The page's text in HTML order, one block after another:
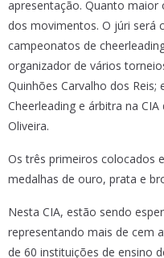
apresentação. Quanto maior
dos movimentos. O júri será
campeonatos de
organizador de vários
Quinhões Carvalho dos Reis;
Cheerleading e árbitra na
Oliveira.
Os três primeiros colocados
medalhas de ouro, prata e
Nesta CIA, estão sendo
representando mais de cem
de 60 instituições de ensino